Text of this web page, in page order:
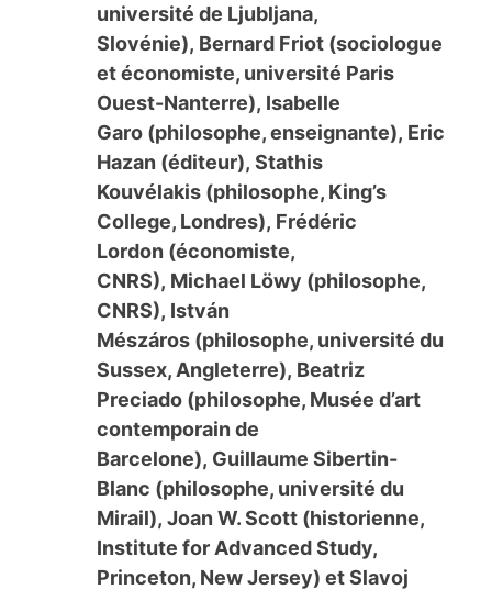
université de Ljubljana,
Slovénie), Bernard Friot (sociologue
et économiste, université Paris
Ouest-Nanterre), Isabelle
Garo (philosophe, enseignante), Eric
Hazan (éditeur), Stathis
Kouvélakis (philosophe, King’s
College, Londres), Frédéric
Lordon (économiste,
CNRS), Michael Löwy (philosophe,
CNRS), István
Mészáros (philosophe, université du
Sussex, Angleterre), Beatriz
Preciado (philosophe, Musée d’art
contemporain de
Barcelone), Guillaume Sibertin-
Blanc (philosophe, université du
Mirail), Joan W. Scott (historienne,
Institute for Advanced Study,
Princeton, New Jersey) et Slavoj